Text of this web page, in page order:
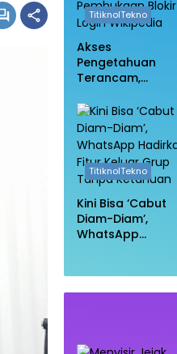
TitiknolTekno
Akses
Pengetahuan
Terancam,
Pembukaan Blokir
Login Wikipedia
TitiknolTekno
Kini Bisa ‘Cabut
Diam-Diam’,
WhatsApp
Tanpa Ketahuan